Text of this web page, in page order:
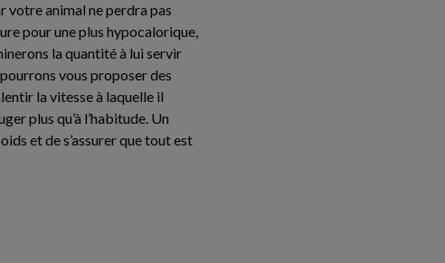
votre animal ne perdra pas
pour une plus hypocalorique,
la quantité à lui servir
vous proposer des
la vitesse à laquelle il
plus qu’à l’habitude. Un
et de s’assurer que tout est